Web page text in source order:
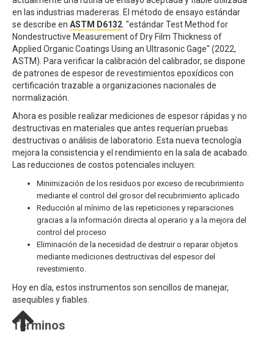
en las industrias madereras. El método de ensayo estándar
se describe en ASTM D6132 . "estándar Test Method for
Nondestructive Measurement of Dry Film Thickness of
Applied Organic Coatings Using an Ultrasonic Gage" (2022,
ASTM). Para verificar la calibración del calibrador, se dispone
de patrones de espesor de revestimientos epoxídicos con
certificación trazable a organizaciones nacionales de
normalización.
Ahora es posible realizar mediciones de espesor rápidas y no
destructivas en materiales que antes requerían pruebas
destructivas o análisis de laboratorio. Esta nueva tecnología
mejora la consistencia y el rendimiento en la sala de acabado.
Las reducciones de costos potenciales incluyen:
Minimización de los residuos por exceso de recubrimiento
mediante el control del grosor del recubrimiento aplicado
Reducción al mínimo de las repeticiones y reparaciones
gracias a la información directa al operario y a la mejora del
control del proceso
Eliminación de la necesidad de destruir o reparar objetos
mediante mediciones destructivas del espesor del
revestimiento.
Hoy en día, estos instrumentos son sencillos de manejar,
asequibles y fiables.
Términos